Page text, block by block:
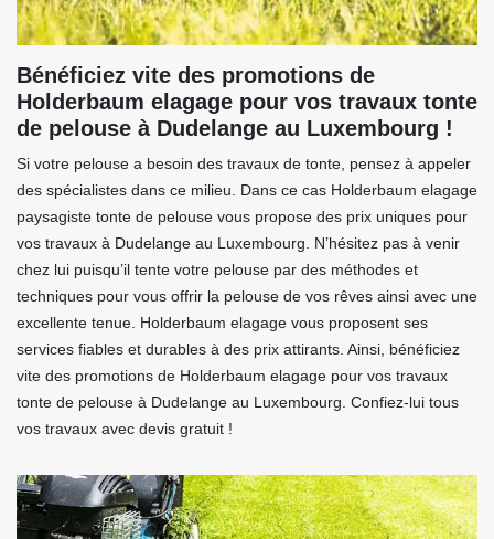
Bénéficiez vite des promotions de
Holderbaum elagage pour vos travaux tonte
de pelouse à Dudelange au Luxembourg !
Si votre pelouse a besoin des travaux de tonte, pensez à appeler
des spécialistes dans ce milieu. Dans ce cas Holderbaum elagage
paysagiste tonte de pelouse vous propose des prix uniques pour
vos travaux à Dudelange au Luxembourg. N’hésitez pas à venir
chez lui puisqu’il tente votre pelouse par des méthodes et
techniques pour vous offrir la pelouse de vos rêves ainsi avec une
excellente tenue. Holderbaum elagage vous proposent ses
services fiables et durables à des prix attirants. Ainsi, bénéficiez
vite des promotions de Holderbaum elagage pour vos travaux
tonte de pelouse à Dudelange au Luxembourg. Confiez-lui tous
vos travaux avec devis gratuit !